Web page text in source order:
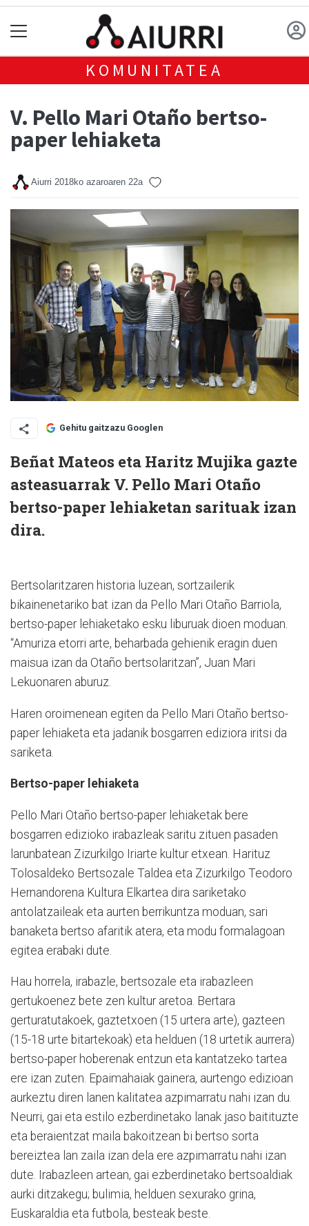
KOMUNITATEA
V. Pello Mari Otaño bertso-
paper lehiaketa
Aiurri 2018ko azaroaren 22a
Gehitu gaitzazu Googlen
Beñat Mateos eta Haritz Mujika gazte
asteasuarrak V. Pello Mari Otaño
bertso-paper lehiaketan sarituak izan
dira.
Bertsolaritzaren historia luzean, sortzailerik
bikainenetariko bat izan da Pello Mari Otaño Barriola,
bertso-paper lehiaketako esku liburuak dioen moduan.
“Amuriza etorri arte, beharbada gehienik eragin duen
maisua izan da Otaño bertsolaritzan”, Juan Mari
Lekuonaren aburuz.
Haren oroimenean egiten da Pello Mari Otaño bertso-
paper lehiaketa eta jadanik bosgarren ediziora iritsi da
sariketa.
Bertso-paper lehiaketa
Pello Mari Otaño bertso-paper lehiaketak bere
bosgarren edizioko irabazleak saritu zituen pasaden
larunbatean Zizurkilgo Iriarte kultur etxean. Harituz
Tolosaldeko Bertsozale Taldea eta Zizurkilgo Teodoro
Hernandorena Kultura Elkartea dira sariketako
antolatzaileak eta aurten berrikuntza moduan, sari
banaketa bertso afaritik atera, eta modu formalagoan
egitea erabaki dute.
Hau horrela, irabazle, bertsozale eta irabazleen
gertukoenez bete zen kultur aretoa. Bertara
gerturatutakoek, gaztetxoen (15 urtera arte), gazteen
(15-18 urte bitartekoak) eta helduen (18 urtetik aurrera)
bertso-paper hoberenak entzun eta kantatzeko tartea
ere izan zuten. Epaimahaiak gainera, aurtengo edizioan
aurkeztu diren lanen kalitatea azpimarratu nahi izan du.
Neurri, gai eta estilo ezberdinetako lanak jaso baitituzte
eta beraientzat maila bakoitzean bi bertso sorta
bereiztea lan zaila izan dela ere azpimarratu nahi izan
dute. Irabazleen artean, gai ezberdinetako bertsoaldiak
aurki ditzakegu; bulimia, helduen sexurako grina,
Euskaraldia eta futbola, besteak beste.